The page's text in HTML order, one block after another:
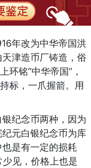
年改为中华帝国洪
津造币厂铸造，俗
环铭“中华帝国”，
标，一爪握箭。用
纪念币两种，因为
元白银纪念币为库
是有一定的损耗
见，价格上也是